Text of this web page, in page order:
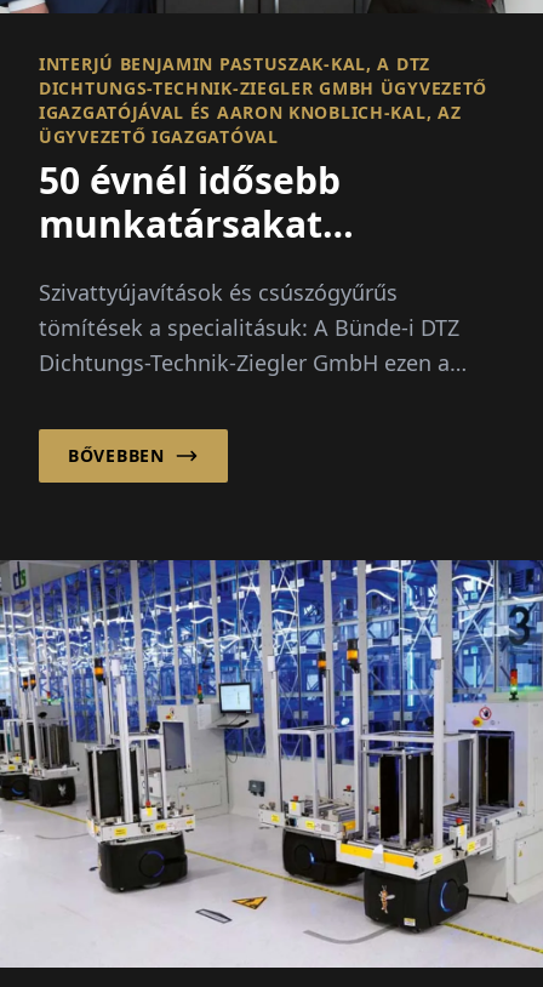
INTERJÚ BENJAMIN PASTUSZAK-KAL, A DTZ
DICHTUNGS-TECHNIK-ZIEGLER GMBH ÜGYVEZETŐ
IGAZGATÓJÁVAL ÉS AARON KNOBLICH-KAL, AZ
ÜGYVEZETŐ IGAZGATÓVAL
50 évnél idősebb
munkatársakat
Szivattyújavítások és csúszógyűrűs
tömítések a specialitásuk: A Bünde-i DTZ
Dichtungs-Technik-Ziegler GmbH ezen a
BŐVEBBEN